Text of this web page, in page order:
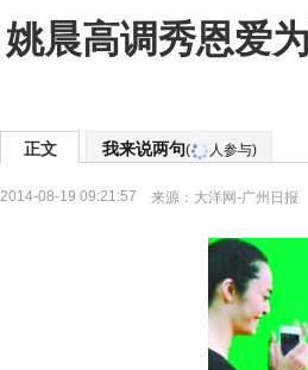
姚晨高调秀恩爱
正文 我来说两句( 人参与)
2014-08-19 09:21:57 来源： 大洋网-广州日报